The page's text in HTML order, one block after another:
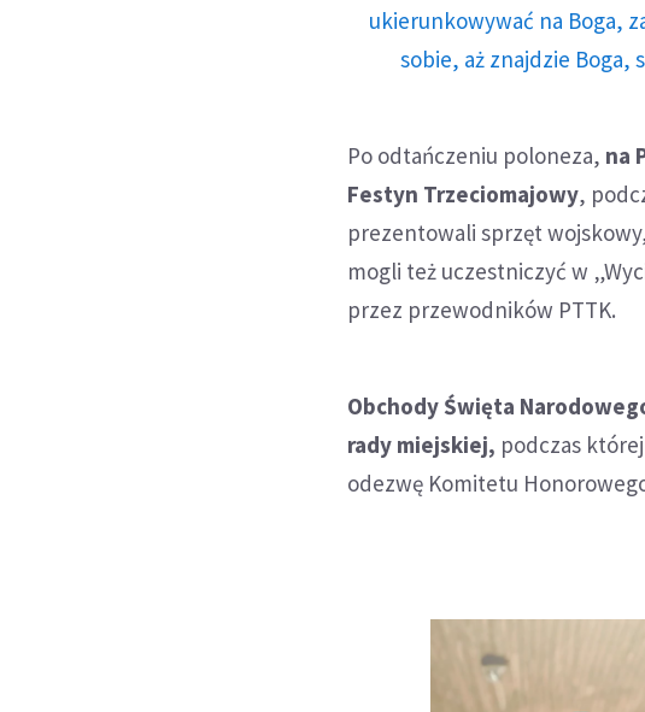
ukierunkowywać na Boga,
sobie, aż znajdzie Boga,
Po odtańczeniu poloneza, na
Festyn Trzeciomajowy,
prezentowali sprzęt
mogli też uczestniczyć w
przez przewodników PTTK.
Obchody Święta
rady miejskiej, podczas
odezwę Komitetu